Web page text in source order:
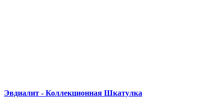
Эвдиалит - Коллекционная Шкатулка